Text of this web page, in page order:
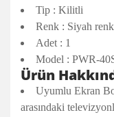
Tip : Kilitli
Renk : Siyah renk
Adet : 1
Model : PWR-
Ürün
Uyumlu Ekran
arasındaki